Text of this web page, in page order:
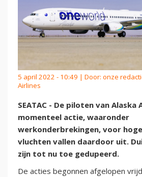
5 april 2022 - 10:49 | Door: onze
Airlines
SEATAC - De piloten van Alaska
momenteel actie, waaronder
werkonderbrekingen, voor
vluchten vallen daardoor uit.
zijn tot nu toe gedupeerd.
De acties begonnen afgelopen